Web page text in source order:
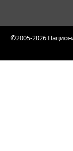
©2005-2026